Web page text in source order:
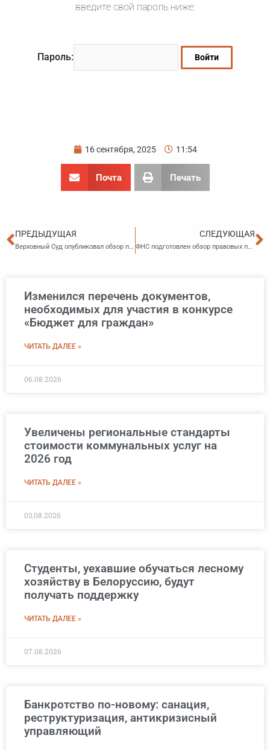
введите свой пароль ниже:
Пароль:
16 сентября, 2025 11:54
Почта Печать
Пред
ПРЕДЫДУЩАЯ
Верховный Суд опубликовал обзор практики рассмотрения дел по статье 53.1 ГК РФ
СЛЕДУЮЩАЯ
ФНС подготовлен обзор правовых позиций КС РФ и ВС РФ по налоговым спорам
Изменился перечень документов,
необходимых для участия в конкурсе
«Бюджет для граждан»
ЧИТАТЬ ДАЛЕЕ »
06.08.2026
Увеличены региональные стандарты
стоимости коммунальных услуг на
2026 год
ЧИТАТЬ ДАЛЕЕ »
03.08.2026
Студенты, уехавшие обучаться лесному
хозяйству в Белоруссию, будут
получать поддержку
ЧИТАТЬ ДАЛЕЕ »
07.08.2026
Банкротство по-новому: санация,
реструктуризация, антикризисный
управляющий